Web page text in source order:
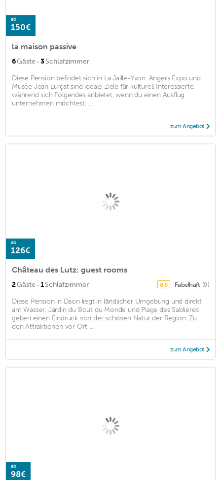
ab
150€
la maison passive
6Gäste · 3Schlafzimmer
Diese Pension befindet sich in La Jaille-Yvon. Angers Expo und
Musée Jean Lurçat sind ideale Ziele für kulturell Interessierte,
während sich Folgendes anbietet, wenn du einen Ausflug
unternehmen möchtest: ...
zum Angebot
ab
126€
Château des Lutz: guest rooms
2Gäste · 1Schlafzimmer 8,8 Fabelhaft (9)
Diese Pension in Daon liegt in ländlicher Umgebung und direkt
am Wasser. Jardin du Bout du Monde und Plage des Sablières
geben einen Eindruck von der schönen Natur der Region. Zu
den Attraktionen vor Ort ...
zum Angebot
ab
98€